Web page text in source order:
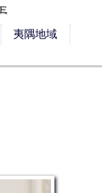
夷隅地域